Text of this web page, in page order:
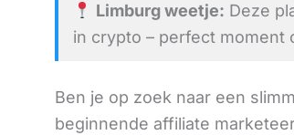
Limburg weetje: Deze
in crypto – perfect moment
Ben je op zoek naar een
beginnende affiliate